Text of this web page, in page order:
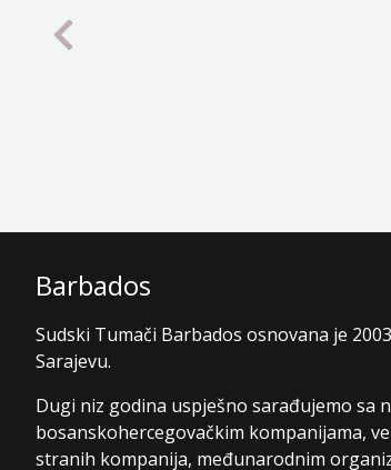
Barbados
Sudski Tumači Barbados osnovana je
Sarajevu.
Dugi niz godina uspješno sarađujemo sa
bosanskohercegovačkim kompanijama,
stranih kompanija, međunarodnim